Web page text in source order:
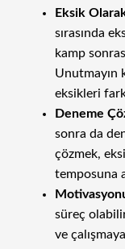
Eksik
sırasında
kamp
Unutmayın
eksikleri
Deneme
sonra da
çözmek,
temposuna
süreç
ve